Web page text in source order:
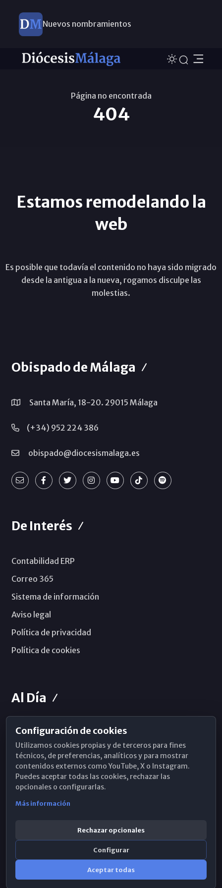
Nuevos nombramientos
Página no encontrada
404
Estamos remodelando la
web
Es posible que todavía el contenido no haya sido migrado
desde la antigua a la nueva, rogamos disculpe las
molestias.
Obispado de Málaga
Santa María, 18-20. 29015 Málaga
(+34) 952 224 386
obispado@diocesismalaga.es
De Interés
Contabilidad ERP
Correo 365
Sistema de información
Aviso legal
Política de privacidad
Política de cookies
Al Día
Horarios de Misa
Hemeroteca
WhatsApp
Configuración de cookies
Utilizamos cookies propias y de terceros para fines
técnicos, de preferencias, analíticos y para mostrar
contenidos externos como YouTube, X o Instagram.
Puedes aceptar todas las cookies, rechazar las
opcionales o configurarlas.
Más información
Rechazar opcionales
Configurar
Aceptar todas